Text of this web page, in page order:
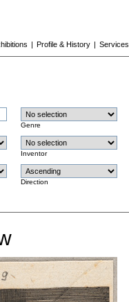
| Profile & History | Services
Genre
Inventor
Direction